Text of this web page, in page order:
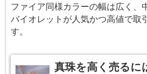
ファイア同様カラーの幅は広く、
バイオレットが人気かつ高値で取
す。
真珠を高く売るに